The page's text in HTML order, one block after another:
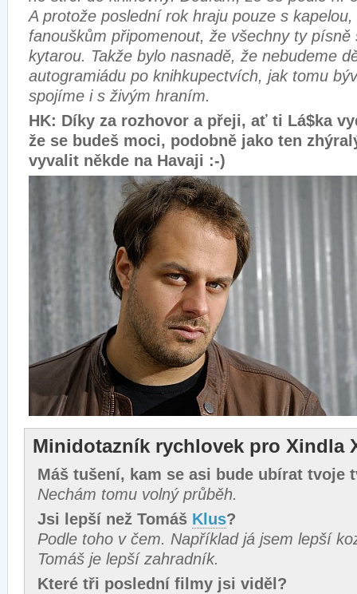
A protože poslední rok hraju pouze s
fanouškům připomenout, že všechny ty
kytarou. Takže bylo nasnadě, že nebudeme
autogramiádu po knihkupectvích, jak tomu
spojíme i s živým hraním.
HK: Díky za rozhovor a přeji, ať ti Lá$ka
že se budeš moci, podobně jako ten
vyvalit někde na Havaji :-)
Minidotazník rychlovek pro Xindla
Máš tušení, kam se asi bude ubírat tvoje
Nechám tomu volný průběh.
Jsi lepší než Tomáš Klus?
Podle toho v čem. Například já jsem lepší
Tomáš je lepší zahradník.
Které tři poslední filmy jsi viděl?